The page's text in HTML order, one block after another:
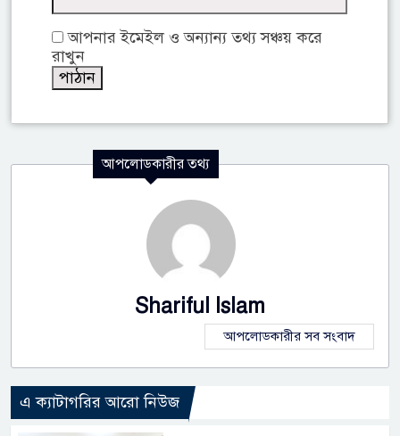
আপনার ইমেইল ও অন্যান্য তথ্য সঞ্চয় করে
রাখুন
আপলোডকারীর তথ্য
Shariful Islam
আপলোডকারীর সব সংবাদ
এ ক্যাটাগরির আরো নিউজ